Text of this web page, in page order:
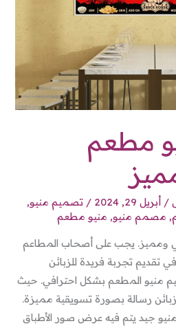
مطعم
/ أبريل 29, 2024 /تصميم منيو,
, مصمم منيو, منيو مطعم
ومميز. يجب على أصحاب المطاعم
تقديم تجربة فريدة للزبائن
منيو المطعم بشكل احترافي. حيث
رسالة بصورة تسويقية مميزة.
جيد يتم فيه عرض صور الأطباق